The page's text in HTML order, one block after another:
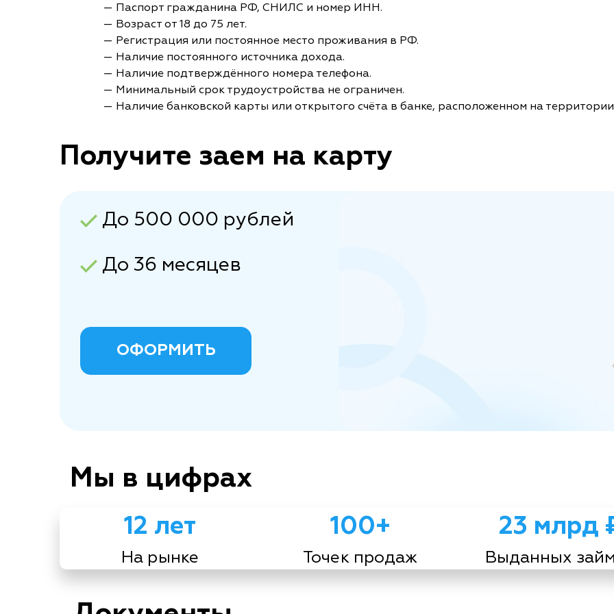
— Паспорт гражданина РФ, СНИЛС и номер ИНН.
— Возраст от 18 до 75 лет.
— Регистрация или постоянное место проживания в РФ.
— Наличие постоянного источника дохода.
— Наличие подтверждённого номера телефона.
— Минимальный срок трудоустройства не ограничен.
— Наличие банковской карты или открытого счёта в банке, расположенном на
Получите заем на карту
До 500 000 рублей
До 36 месяцев
ОФОРМИТЬ
Мы в цифрах
12 лет
На рынке
100+
Точек продаж
23 млрд
Выданных